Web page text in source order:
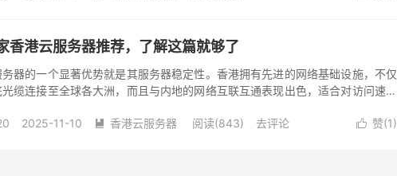
香港云服务器推荐，了解这篇就够了
器的一个显著优势就是其服务器稳定性。香港拥有先进的网络基础设施，不仅
缆连接至全球各大洲，而且与内地的网络互联互通表现出色，适合对访问速度
 赞(1)
2025-11-10  香港云服务器 阅读(843) 去评论